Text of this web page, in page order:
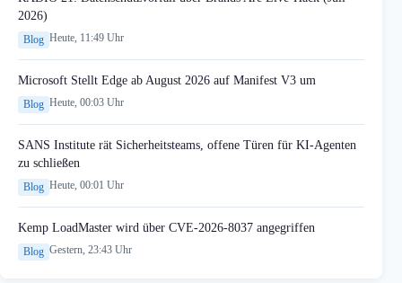
2026)
Blog Heute, 11:49 Uhr
Microsoft Stellt Edge ab August 2026 auf Manifest V3 um
Blog Heute, 00:03 Uhr
SANS Institute rät Sicherheitsteams, offene Türen für KI-Agenten
zu schließen
Blog Heute, 00:01 Uhr
Kemp LoadMaster wird über CVE-2026-8037 angegriffen
Blog Gestern, 23:43 Uhr